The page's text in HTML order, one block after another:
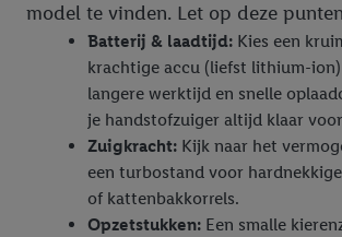
model te vinden. Let op deze
Batterij & laadtijd: Kies een
krachtige accu (liefst lithium-
langere werktijd en snelle
je handstofzuiger altijd klaar
Zuigkracht: Kijk naar het
een turbostand voor
of kattenbakkorrels.
Opzetstukken: Een smalle